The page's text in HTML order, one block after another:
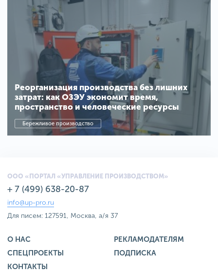
Реорганизация производства без лишних
затрат: как ОЗЭУ экономит время,
пространство и человеческие ресурсы
Бережливое производство
ООО «ПОРТАЛ «УПРАВЛЕНИЕ ПРОИЗВОДСТВОМ»
+ 7 (499) 638-20-87
info@up-pro.ru
Для писем: 127591, Москва, а/я 37
О НАС
РЕКЛАМОДАТЕЛЯМ
СПЕЦПРОЕКТЫ
ПОДПИСКА
КОНТАКТЫ